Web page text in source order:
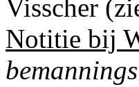
Visscher
Notitie bij